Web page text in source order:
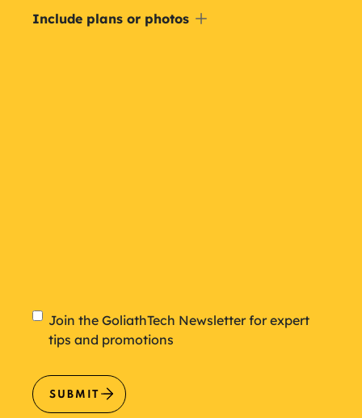
Include
Include plans or photos
Newsletter
Join the GoliathTech Newsletter for expert
tips and promotions
SUBMIT